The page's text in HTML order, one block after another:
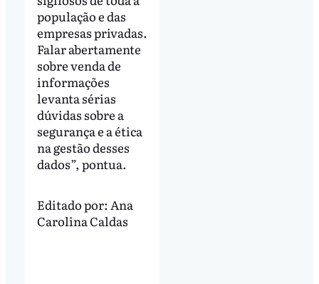
população e das
empresas privadas.
Falar abertamente
sobre venda de
informações
levanta sérias
dúvidas sobre a
segurança e a ética
na gestão desses
dados”, pontua.
Editado por: Ana
Carolina Caldas